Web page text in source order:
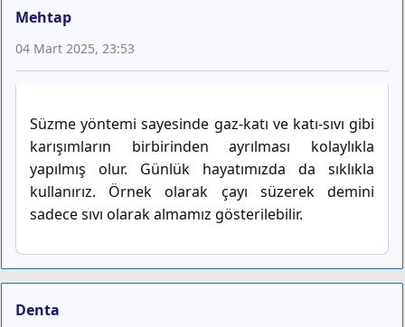
Mehtap
04 Mart 2025, 23:53
Süzme yöntemi sayesinde gaz-katı ve katı-sıvı gibi
karışımların birbirinden ayrılması kolaylıkla
yapılmış olur. Günlük hayatımızda da sıklıkla
kullanırız. Örnek olarak çayı süzerek demini
sadece sıvı olarak almamız gösterilebilir.
Denta